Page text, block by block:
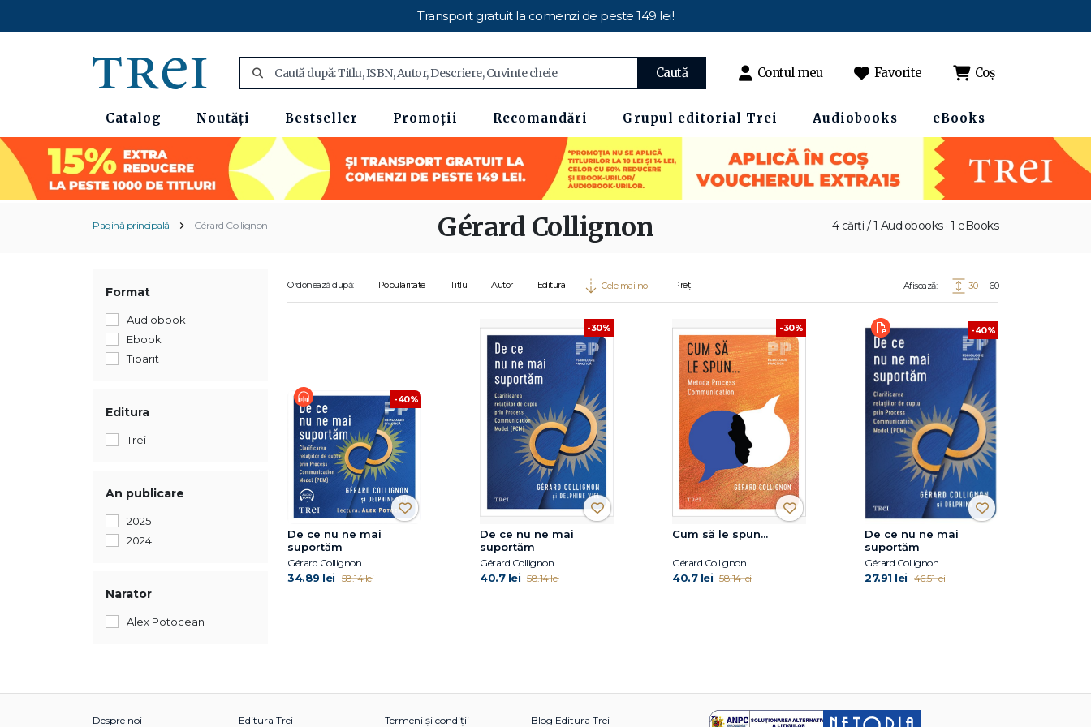
Transport gratuit la comenzi de peste 149 lei!
Caută Contul meu Favorite Coș
Catalog Noutăți Bestseller Promoții Recomandări Grupul editorial Trei Audiobooks eBooks
Pagină principală Gérard Collignon 4 cărți / 1 Audiobooks · 1 eBooks
Gérard Collignon
Format
Audiobook
Ebook
Tiparit
Editura
Trei
An publicare
2025
2024
Narator
Alex Potocean
Ordonează după: Popularitate Titlu Autor Editura Cele mai noi Preț Afișează: 30 60
-40%
De ce nu ne mai
suportăm
Gérard Collignon
34.89 lei 58.14 lei
-30%
De ce nu ne mai
suportăm
Gérard Collignon
40.7 lei 58.14 lei
-30%
Cum să le spun...
Gérard Collignon
40.7 lei 58.14 lei
-40%
De ce nu ne mai
suportăm
Gérard Collignon
27.91 lei 46.51 lei
Despre noi Editura Trei Termeni și condiții Blog Editura Trei